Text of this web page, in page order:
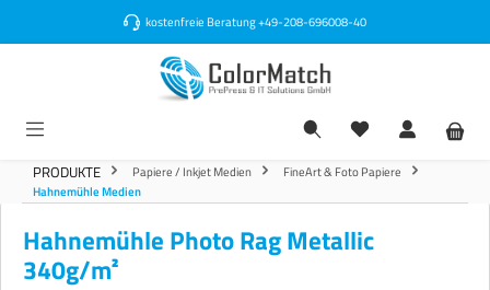
kostenfreie Beratung+49-208-696008-40
PRODUKTE Papiere / Inkjet Medien
FineArt & Foto Papiere
Hahnemühle Medien
Hahnemühle Photo Rag Metallic
340g/m²